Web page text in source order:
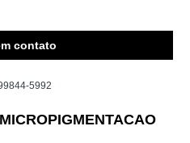
contato
5992